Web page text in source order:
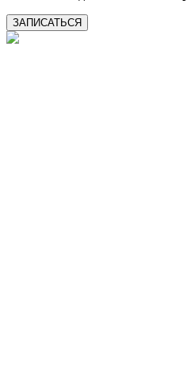
ЗАПИСАТЬСЯ